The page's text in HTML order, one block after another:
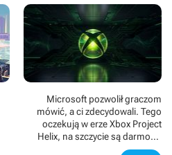
Microsoft pozwolił graczom
mówić, a ci zdecydowali. Tego
oczekują w erze Xbox Project
Helix, na szczycie są darmowy
muliplayer i gry ekskluzywne